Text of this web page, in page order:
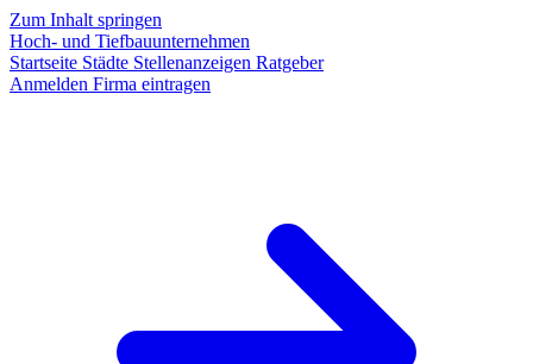
Zum Inhalt springen
Hoch- und Tiefbauunternehmen
Startseite Städte Stellenanzeigen Ratgeber
Anmelden Firma eintragen